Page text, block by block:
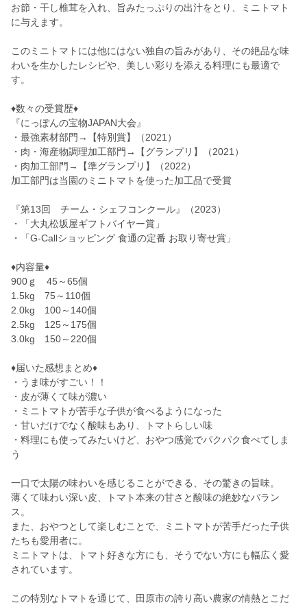
お節・干し椎茸を入れ、旨みたっぷりの出汁をとり、ミニトマト
に与えます。
このミニトマトには他にはない独自の旨みがあり、その絶品な味
わいを生かしたレシピや、美しい彩りを添える料理にも最適で
す。
♦数々の受賞歴♦
『にっぽんの宝物JAPAN大会』
・最強素材部門→【特別賞】（2021）
・肉・海産物調理加工部門→【グランプリ】（2021）
・肉加工部門→【準グランプリ】（2022）
加工部門は当園のミニトマトを使った加工品で受賞
『第13回 チーム・シェフコンクール』（2023）
・「大丸松坂屋ギフトバイヤー賞」
・「G-Callショッピング 食通の定番 お取り寄せ賞」
♦内容量♦
900ｇ 45～65個
1.5kg 75～110個
2.0kg 100～140個
2.5kg 125～175個
3.0kg 150～220個
♦届いた感想まとめ♦
・うま味がすごい！！
・皮が薄くて味が濃い
・ミニトマトが苦手な子供が食べるようになった
・甘いだけでなく酸味もあり、トマトらしい味
・料理にも使ってみたいけど、おやつ感覚でパクパク食べてしま
う
一口で太陽の味わいを感じることができる、その驚きの旨味。
薄くて味わい深い皮、トマト本来の甘さと酸味の絶妙なバラン
ス。
また、おやつとして楽しむことで、ミニトマトが苦手だった子供
たちも愛用者に。
ミニトマトは、トマト好きな方にも、そうでない方にも幅広く愛
されています。
この特別なトマトを通じて、田原市の誇り高い農家の情熱とこだ